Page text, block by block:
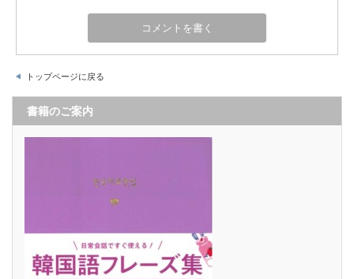
トップページに戻る
書籍のご案内